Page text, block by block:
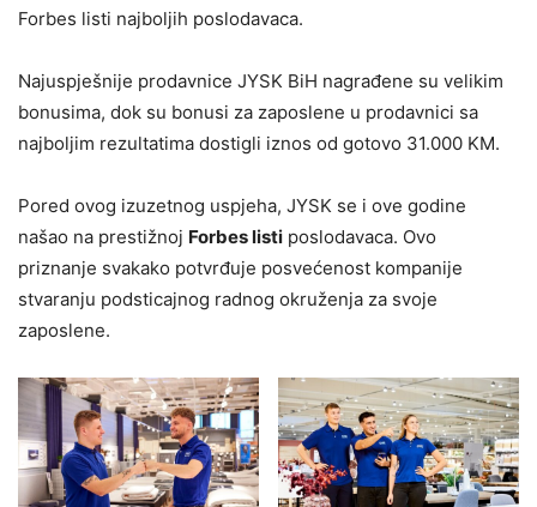
Forbes listi najboljih poslodavaca.
Najuspješnije prodavnice JYSK BiH nagrađene su velikim
bonusima, dok su bonusi za zaposlene u prodavnici sa
najboljim rezultatima dostigli iznos od gotovo 31.000 KM.
Pored ovog izuzetnog uspjeha, JYSK se i ove godine
našao na prestižnoj Forbes listi poslodavaca. Ovo
priznanje svakako potvrđuje posvećenost kompanije
stvaranju podsticajnog radnog okruženja za svoje
zaposlene.